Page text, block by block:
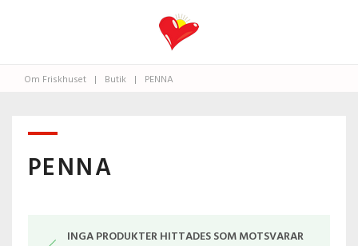
Om Friskhuset | Butik | PENNA
PENNA
INGA PRODUKTER HITTADES SOM MOTSVARAR